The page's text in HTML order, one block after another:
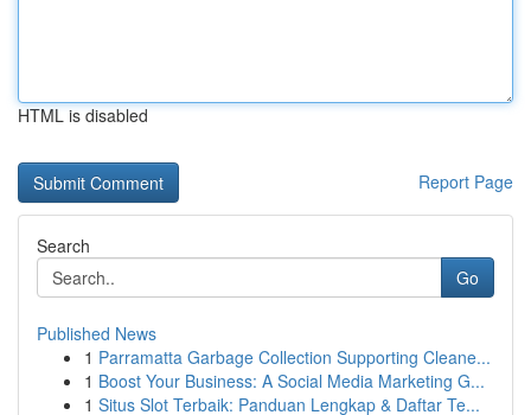
HTML is disabled
Report Page
Search
Go
Published News
1 Parramatta Garbage Collection Supporting Cleane...
1 Boost Your Business: A Social Media Marketing G...
1 Situs Slot Terbaik: Panduan Lengkap & Daftar Te...